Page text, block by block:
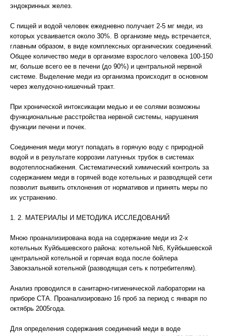
эндокринных желез.
С пищей и водой человек ежедневно получает 2-5 мг меди, из
которых усваивается около 30%. В организме медь встречается,
главным образом, в виде комплексных органических соединений.
Общее количество меди в организме взрослого человека 100-150
мг, больше всего ее в печени (до 90%) и центральной нервной
системе. Выделение меди из организма происходит в основном
через желудочно-кишечный тракт.
При хронической интоксикации медью и ее солями возможны
функциональные расстройства нервной системы, нарушения
функции печени и почек.
Соединения меди могут попадать в горячую воду с природной
водой и в результате коррозии латунных трубок в системах
водотеплоснабжения. Систематический химический контроль за
содержанием меди в горячей воде котельных и разводящей сети
позволит выявить отклонения от нормативов и принять меры по
их устранению.
1. 2. МАТЕРИАЛЫ И МЕТОДИКА ИССЛЕДОВАНИЙ
Мною проанализирована вода на содержание меди из 2-х
котельных Куйбышевского района: котельной №6, Куйбышевской
центральной котельной и горячая вода после бойлера
Завокзальной котельной (разводящая сеть к потребителям).
Анализ проводился в санитарно-гигиенической лаборатории на
приборе СТА. Проанализировано 16 проб за период с января по
октябрь 2005года.
Для определения содержания соединений меди в воде